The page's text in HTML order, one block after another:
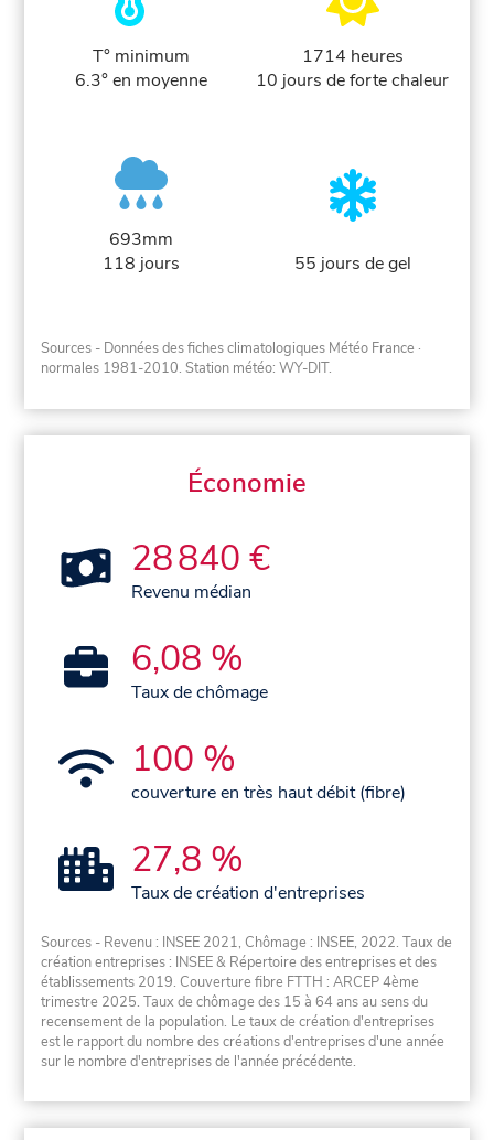
T° minimum
6.3° en moyenne
1714 heures
10 jours de forte chaleur
693mm
118 jours
55 jours de gel
Sources - Données des fiches climatologiques Météo France ·
normales 1981-2010. Station météo: WY-DIT.
Économie
28 840 €
Revenu médian
6,08 %
Taux de chômage
100 %
couverture en très haut débit (fibre)
27,8 %
Taux de création d'entreprises
Sources - Revenu : INSEE 2021, Chômage : INSEE, 2022. Taux de
création entreprises : INSEE & Répertoire des entreprises et des
établissements 2019. Couverture fibre FTTH : ARCEP 4ème
trimestre 2025. Taux de chômage des 15 à 64 ans au sens du
recensement de la population. Le taux de création d'entreprises
est le rapport du nombre des créations d'entreprises d'une année
sur le nombre d'entreprises de l'année précédente.